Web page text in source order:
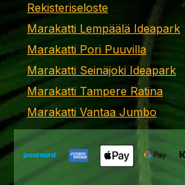
Rekisteriseloste
Marakatti Lempäälä Ideapark
Marakatti Pori Puuvilla
Marakatti Seinäjoki Ideapark
Marakatti Tampere Ratina
Marakatti Vantaa Jumbo